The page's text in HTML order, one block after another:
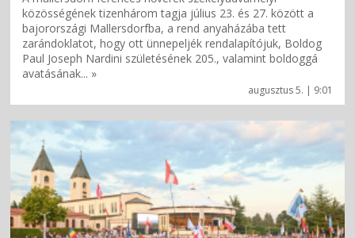
augusztus 5. | 9:01
közösségének tizenhárom tagja július 23. és 27. között a
bajorországi Mallersdorfba, a rend anyaházába tett
zarándoklatot, hogy ott ünnepeljék rendalapítójuk, Boldog
Paul Joseph Nardini születésének 205., valamint boldoggá
avatásának... »